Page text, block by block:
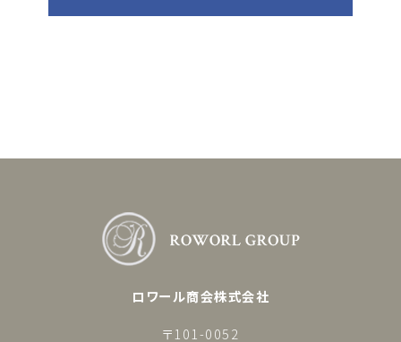
ロワール商会株式会社
〒101-0052